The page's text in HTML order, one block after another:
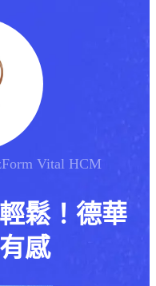
Vital HCM
鬆！德華
感